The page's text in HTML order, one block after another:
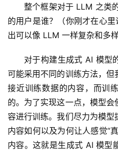
白
泽
A
I
产
品
目
录
登录
整个框架对于 LLM 之类
的用户是谁？（你刚才在心
出可以像 LLM 一样复杂和多
对于构建生成式 AI 模型
可能采用不同的训练方法，
接近训练数据的内容，而训
的。为了实现这一点，模型
容进行训练。我们尽力为模
内容如何以及为何让人感觉“
内容。这就是生成式 AI 模型